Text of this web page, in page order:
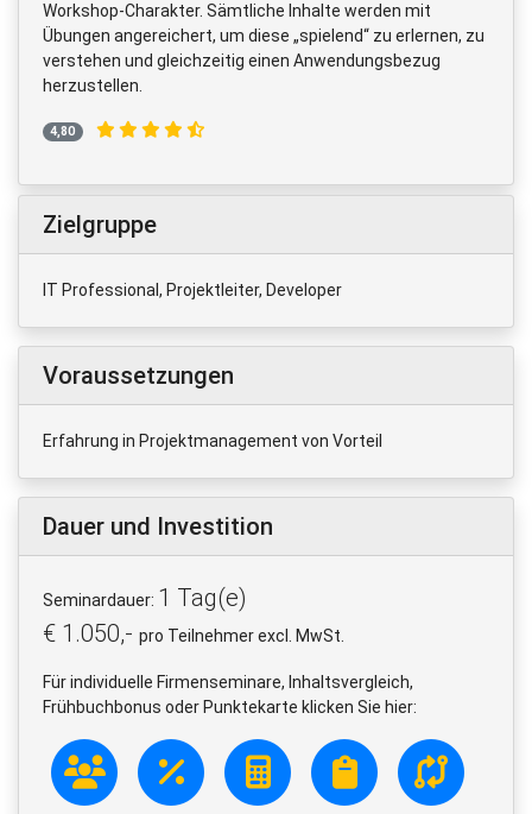
Workshop-Charakter. Sämtliche Inhalte werden mit
Übungen angereichert, um diese „spielend“ zu erlernen, zu
verstehen und gleichzeitig einen Anwendungsbezug
herzustellen.
4,80
Zielgruppe
IT Professional, Projektleiter, Developer
Voraussetzungen
Erfahrung in Projektmanagement von Vorteil
Dauer und Investition
Seminardauer: 1 Tag(e)
€ 1.050,- pro Teilnehmer excl. MwSt.
Für individuelle Firmenseminare, Inhaltsvergleich,
Frühbuchbonus oder Punktekarte klicken Sie hier: